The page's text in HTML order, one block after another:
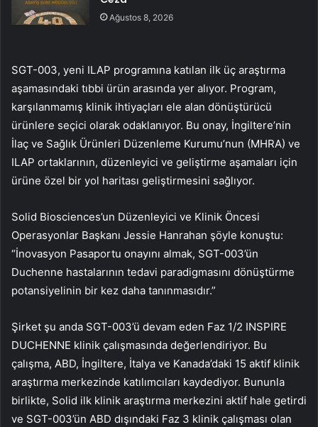
Ağustos 8, 2026
SGT-003, yeni ILAP programına katılan ilk üç araştırma
aşamasındaki tıbbi ürün arasında yer alıyor. Program,
karşılanmamış klinik ihtiyaçları ele alan dönüştürücü
ürünlere seçici olarak odaklanıyor. Bu onay, İngiltere’nin
İlaç ve Sağlık Ürünleri Düzenleme Kurumu’nun (MHRA) ve
ILAP ortaklarının, düzenleyici ve geliştirme aşamaları için
ürüne özel bir yol haritası geliştirmesini sağlıyor.
Solid Biosciences’un Düzenleyici ve Klinik Öncesi
Operasyonlar Başkanı Jessie Hanrahan şöyle konuştu:
“İnovasyon Pasaportu onayını almak, SGT-003’ün
Duchenne hastalarının tedavi paradigmasını dönüştürme
potansiyelinin bir kez daha tanınmasıdır.”
Şirket şu anda SGT-003’ü devam eden Faz 1/2 INSPIRE
DUCHENNE klinik çalışmasında değerlendiriyor. Bu
çalışma, ABD, İngiltere, İtalya ve Kanada’daki 15 aktif klinik
araştırma merkezinde katılımcıları kaydediyor. Bununla
birlikte, Solid ilk klinik araştırma merkezini aktif hale getirdi
ve SGT-003’ün ABD dışındaki Faz 3 klinik çalışması olan